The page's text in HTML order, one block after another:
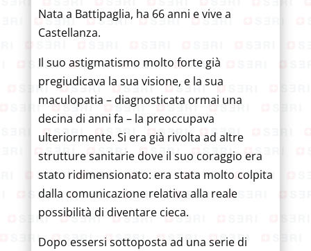
Nata a Battipaglia, ha 66 anni e vive a
Castellanza.
Il suo astigmatismo molto forte già
pregiudicava la sua visione, e la sua
maculopatia – diagnosticata ormai una
decina di anni fa – la preoccupava
ulteriormente. Si era già rivolta ad altre
strutture sanitarie dove il suo coraggio era
stato ridimensionato: era stata molto colpita
dalla comunicazione relativa alla reale
possibilità di diventare cieca.
Dopo essersi sottoposta ad una serie di